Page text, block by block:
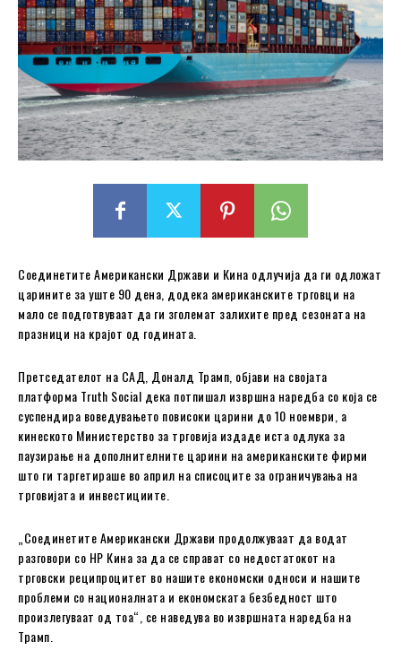
Соединетите Американски Држави и Кина одлучија да ги одложат
царините за уште 90 дена, додека американските трговци на
мало се подготвуваат да ги зголемат залихите пред сезоната на
празници на крајот од годината.
Претседателот на САД, Доналд Трамп, објави на својата
платформа Truth Social дека потпишал извршна наредба со која се
суспендира воведувањето повисоки царини до 10 ноември, а
кинеското Министерство за трговија издаде иста одлука за
паузирање на дополнителните царини на американските фирми
што ги таргетираше во април на списоците за ограничувања на
трговијата и инвестициите.
„Соединетите Американски Држави продолжуваат да водат
разговори со НР Кина за да се справат со недостатокот на
трговски реципроцитет во нашите економски односи и нашите
проблеми со националната и економската безбедност што
произлегуваат од тоа“, се наведува во извршната наредба на
Трамп.